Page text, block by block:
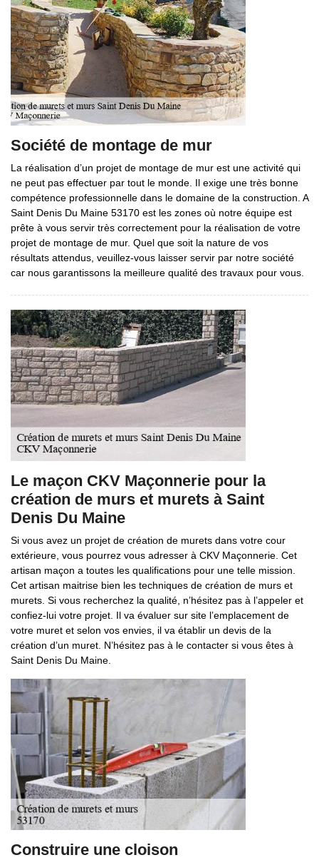
Société de montage de mur
La réalisation d’un projet de montage de mur est une activité qui
ne peut pas effectuer par tout le monde. Il exige une très bonne
compétence professionnelle dans le domaine de la construction. A
Saint Denis Du Maine 53170 est les zones où notre équipe est
prête à vous servir très correctement pour la réalisation de votre
projet de montage de mur. Quel que soit la nature de vos
résultats attendus, veuillez-vous laisser servir par notre société
car nous garantissons la meilleure qualité des travaux pour vous.
Le maçon CKV Maçonnerie pour la
création de murs et murets à Saint
Denis Du Maine
Si vous avez un projet de création de murets dans votre cour
extérieure, vous pourrez vous adresser à CKV Maçonnerie. Cet
artisan maçon a toutes les qualifications pour une telle mission.
Cet artisan maitrise bien les techniques de création de murs et
murets. Si vous recherchez la qualité, n’hésitez pas à l’appeler et
confiez-lui votre projet. Il va évaluer sur site l’emplacement de
votre muret et selon vos envies, il va établir un devis de la
création d’un muret. N’hésitez pas à le contacter si vous êtes à
Saint Denis Du Maine.
Construire une cloison